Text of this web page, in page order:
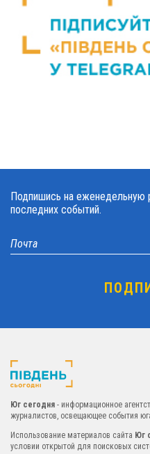
Подпишись на еженедельную
последних событий.
Юг сегодня - информационное
журналистов, освещающее события
Использование материалов сайта Юг
условии открытой для поисковых